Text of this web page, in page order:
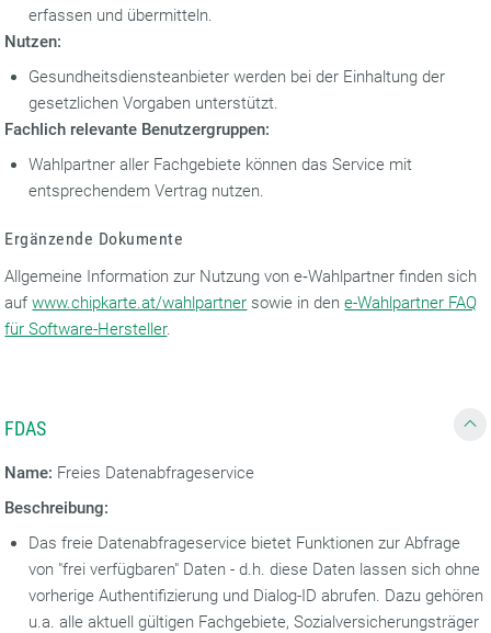
erfassen und übermitteln.
Nutzen:
Gesundheitsdiensteanbieter werden bei der Einhaltung der
gesetzlichen Vorgaben unterstützt.
Fachlich relevante Benutzergruppen:
Wahlpartner aller Fachgebiete können das Service mit
entsprechendem Vertrag nutzen.
Ergänzende Dokumente
Allgemeine Information zur Nutzung von e‑Wahlpartner finden sich
aufwww.chipkarte.at/wahlpartner sowie in dene-Wahlpartner FAQ
für Software-Hersteller.
FDAS
Name: Freies Datenabfrageservice
Beschreibung:
Das freie Datenabfrageservice bietet Funktionen zur Abfrage
von "frei verfügbaren" Daten - d.h. diese Daten lassen sich ohne
vorherige Authentifizierung und Dialog-ID abrufen. Dazu gehören
u.a. alle aktuell gültigen Fachgebiete, Sozialversicherungsträger